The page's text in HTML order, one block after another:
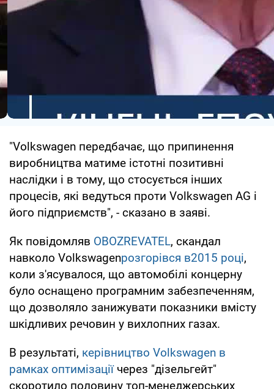
"Volkswagen передбачає, що припинення
виробництва матиме істотні позитивні
наслідки і в тому, що стосується інших
процесів, які ведуться проти Volkswagen AG і
його підприємств", - сказано в заяві.
Як повідомляв OBOZREVATEL, скандал
навколо Volkswagenрозгорівся в2015 році,
коли з'ясувалося, що автомобілі концерну
було оснащено програмним забезпеченням,
що дозволяло занижувати показники вмісту
шкідливих речовин у вихлопних газах.
В результаті, керівництво Volkswagen в
рамках оптимізаціїчерез "дізельгейт"
скоротило половину топ-менеджерських